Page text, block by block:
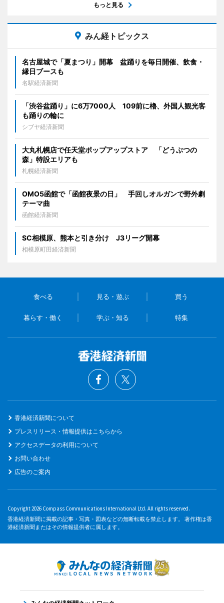
もっと見る
みん経トピックス
名古屋城で「夏まつり」開幕 盆踊りを毎日開催、飲食・
縁日ブースも
名駅経済新聞
「渋谷盆踊り」に6万7000人 109前に櫓、外国人観光客
も踊りの輪に
シブヤ経済新聞
大丸札幌店で任天堂ポップアップストア 「どうぶつの
森」特設エリアも
札幌経済新聞
OMO5函館で「函館夜景の日」 手回しオルガンで野外劇
テーマ曲
函館経済新聞
SC相模原、熊本と引き分け J3リーグ開幕
相模原町田経済新聞
食べる 見る・遊ぶ 買う
暮らす・働く 学ぶ・知る 特集
香港経済新聞について
プレスリリース・情報提供はこちらから
アクセスデータの利用について
お問い合わせ
広告のご案内
Copyright 2026 Compass Communications International Ltd. All rights reserved.
香港経済新聞に掲載の記事・写真・図表などの無断転載を禁止します。 著作権は香
港経済新聞またはその情報提供者に属します。